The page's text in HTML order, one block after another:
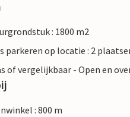
: 1800 m2
parkeren op locatie : 2
of vergelijkbaar - Open en
: 800 m